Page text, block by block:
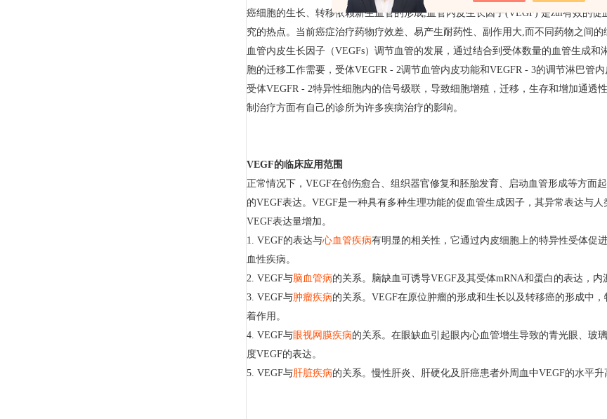
癌细胞的生长、转移依赖新生血管的形成,血管内皮生长因子(VEGF) 是zui有效的
究的热点。当前癌症治疗药物疗效差、易产生耐药性、副作用大,而不同药物之间的
血管内皮生长因子（VEGFs）调节血管的发展，通过结合到受体数量的血管生成
胞的迁移工作需要，受体VEGFR - 2调节血管内皮功能和VEGFR - 3的调节淋巴管
受体VEGFR - 2特异性细胞内的信号级联，导致细胞增殖，迁移，生存和增加通透
制治疗方面有自己的诊所为许多疾病治疗的影响。
VEGF的临床应用范围
正常情况下，VEGF在创伤愈合、组织器官修复和胚胎发育、启动血管形成等方面
的VEGF表达。VEGF是一种具有多种生理功能的促血管生成因子，其异常表达与
VEGF表达量增加。
1. VEGF的表达与心血管疾病有明显的相关性，它通过内皮细胞上的特异性受体促
血性疾病。
2. VEGF与脑血管病的关系。脑缺血可诱导VEGF及其受体mRNA和蛋白的表达，内
3. VEGF与肿瘤疾病的关系。VEGF在原位肿瘤的形成和生长以及转移癌的形成中
着作用。
4. VEGF与眼视网膜疾病的关系。在眼缺血引起眼内心血管增生导致的青光眼、玻
度VEGF的表达。
5. VEGF与肝脏疾病的关系。慢性肝炎、肝硬化及肝癌患者外周血中VEGF的水平